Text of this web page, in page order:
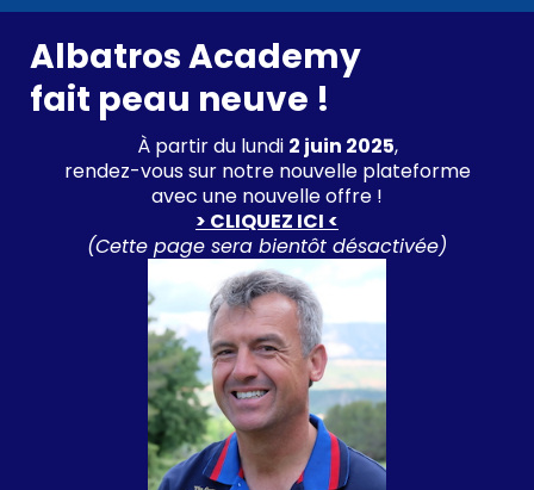
Albatros Academy
fait peau neuve !
À partir du lundi 2 juin 2025,
rendez-vous sur notre nouvelle plateforme
avec une nouvelle offre !
> CLIQUEZ ICI <
(Cette page sera bientôt désactivée)